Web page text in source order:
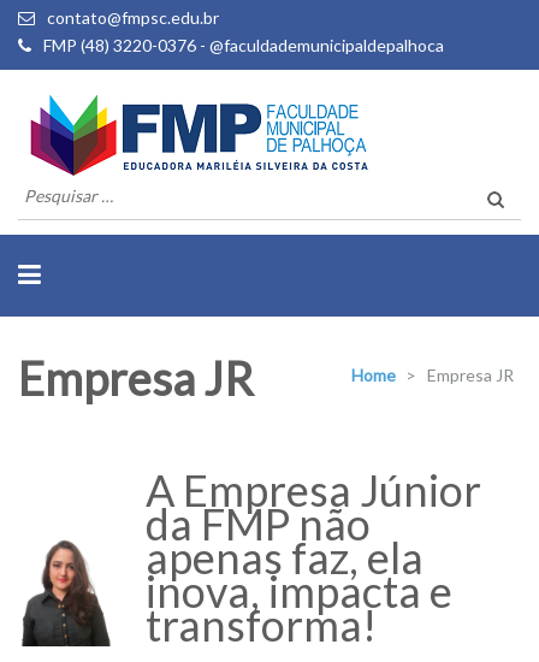
contato@fmpsc.edu.br
FMP (48) 3220-0376 - @faculdademunicipaldepalhoca
Pesquisar
por:
Empresa JR Home > Empresa JR
A Empresa Júnior
da FMP não
apenas faz, ela
inova, impacta e
transforma!